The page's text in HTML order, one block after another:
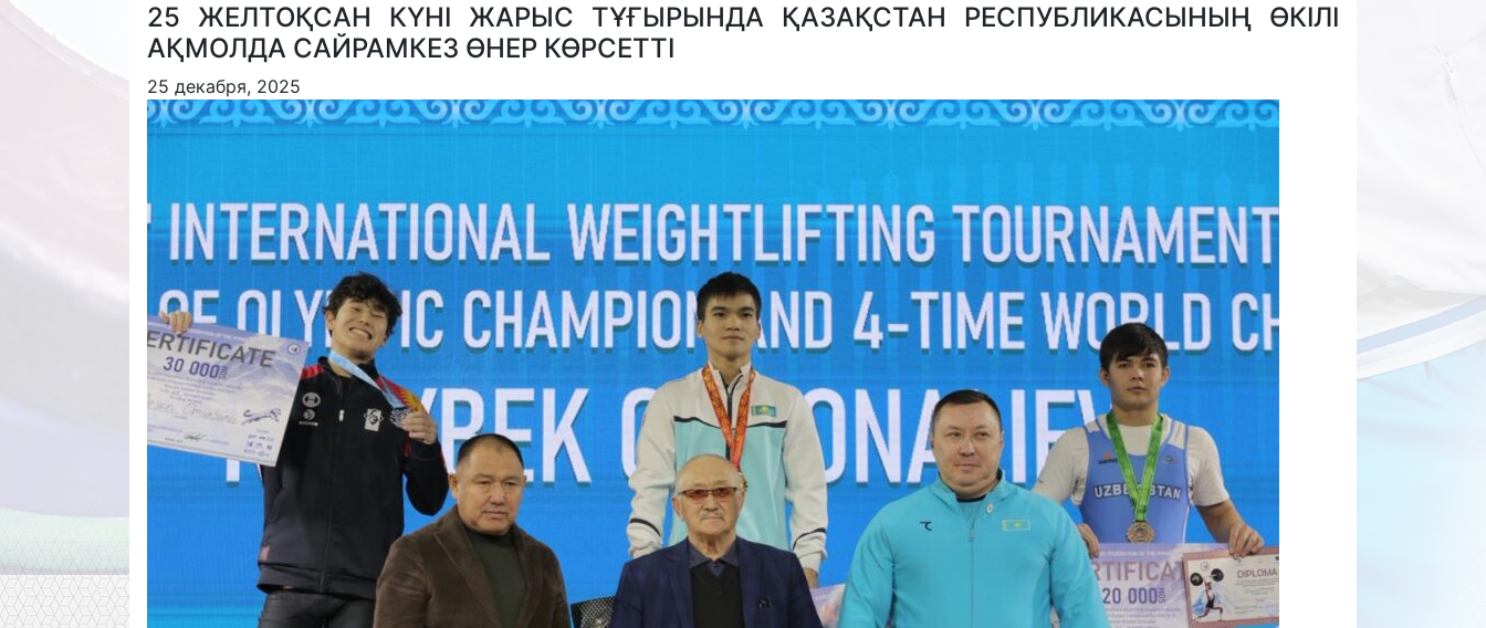
25 ЖЕЛТОҚСАН КҮНІ ЖАРЫС ТҰҒЫРЫНДА ҚАЗАҚСТАН РЕСПУБЛИКАСЫНЫҢ ӨКІЛІ
АҚМОЛДА САЙРАМКЕЗ ӨНЕР КӨРСЕТТІ
25 декабря, 2025